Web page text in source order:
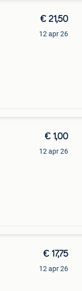
€ 21,50
12 apr 26
€ 1,00
12 apr 26
€ 17,75
12 apr 26